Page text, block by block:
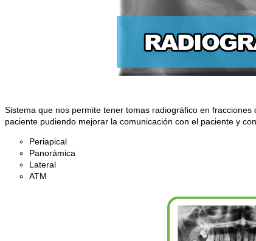
Sistema que nos permite tener tomas radiográfico en
paciente pudiendo mejorar la comunicación con el paciente y
Periapical
Panorámica
Lateral
ATM